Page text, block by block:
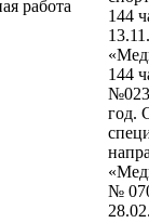
работа
144
144
год.
№